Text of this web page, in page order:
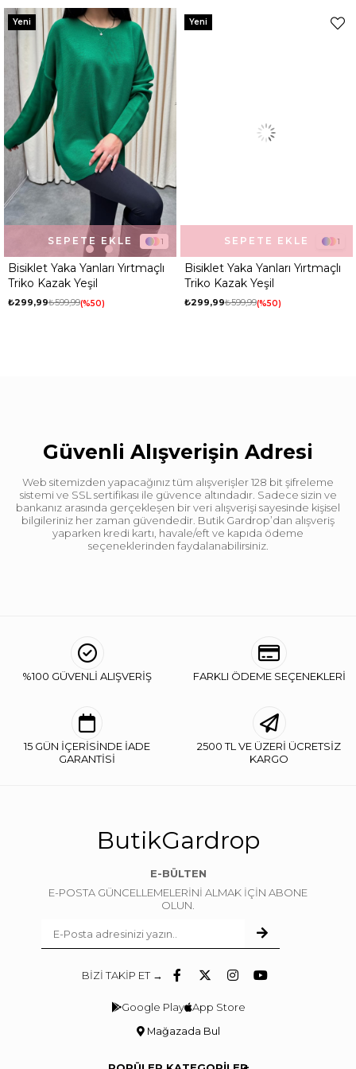
Ortam Günlük
1
Bisiklet Yaka Yanları Yırtmaçlı
Triko Kazak Yeşil
₺299,99₺599,99 %50
SEPETE EKLE
Yeni
1
Bisiklet Yaka Yanları Yırtmaçlı
Triko Kazak Yeşil
₺299,99₺599,99 %50
SEPETE EKLE
Yeni
Güvenli Alışverişin Adresi
Web sitemizden yapacağınız tüm alışverişler 128 bit şifreleme
sistemi ve SSL sertifikası ile güvence altındadır. Sadece sizin ve
bankanız arasında gerçekleşen bir veri alışverişi sayesinde kişisel
bilgileriniz her zaman güvendedir. Butik Gardrop’dan alışveriş
yaparken kredi kartı, havale/eft ve kapıda ödeme
seçeneklerinden faydalanabilirsiniz.
%100 GÜVENLİ ALIŞVERİŞ FARKLI ÖDEME SEÇENEKLERİ
15 GÜN İÇERİSİNDE İADE
GARANTİSİ
2500 TL VE ÜZERİ ÜCRETSİZ
KARGO
ButikGardrop
E-BÜLTEN
E-POSTA GÜNCELLEMELERİNİ ALMAK İÇİN ABONE
OLUN.
BİZİ TAKİP ET →
Google Play App Store
Mağazada Bul